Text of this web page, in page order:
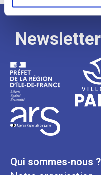
Newsletter
Qui sommes-nous ?